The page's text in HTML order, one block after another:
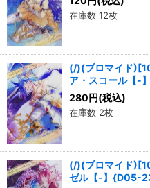
在庫数 12枚
(/)(ブロマイド
ア・スコール【-
280 円(税込)
在庫数 2枚
(/)(ブロマイド
ゼル【-】{D05-